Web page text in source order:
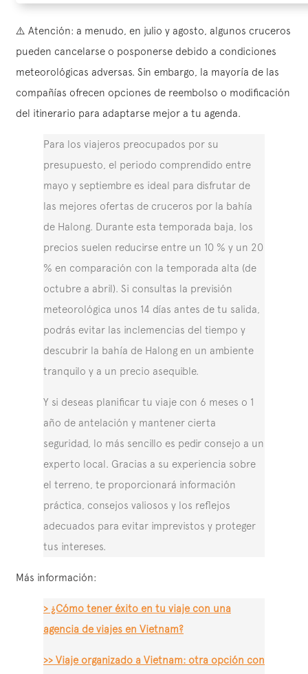
⚠️ Atención: a menudo, en julio y agosto, algunos cruceros
pueden cancelarse o posponerse debido a condiciones
meteorológicas adversas. Sin embargo, la mayoría de las
compañías ofrecen opciones de reembolso o modificación
del itinerario para adaptarse mejor a tu agenda.
Para los viajeros preocupados por su
presupuesto, el periodo comprendido entre
mayo y septiembre es ideal para disfrutar de
las mejores ofertas de cruceros por la bahía
de Halong. Durante esta temporada baja, los
precios suelen reducirse entre un 10 % y un 20
% en comparación con la temporada alta (de
octubre a abril). Si consultas la previsión
meteorológica unos 14 días antes de tu salida,
podrás evitar las inclemencias del tiempo y
descubrir la bahía de Halong en un ambiente
tranquilo y a un precio asequible.
Y si deseas planificar tu viaje con 6 meses o 1
año de antelación y mantener cierta
seguridad, lo más sencillo es pedir consejo a un
experto local. Gracias a su experiencia sobre
el terreno, te proporcionará información
práctica, consejos valiosos y los reflejos
adecuados para evitar imprevistos y proteger
tus intereses.
Más información:
> ¿Cómo tener éxito en tu viaje con una
agencia de viajes en Vietnam?
>> Viaje organizado a Vietnam: otra opción con